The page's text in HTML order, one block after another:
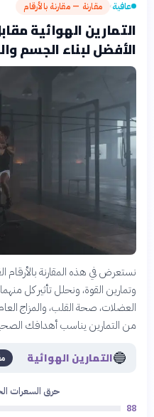
عافية› مقارنة — مقارنة بالأرقام
التمارين الهوائية
الأفضل لبناء الجسم
نستعرض في هذه المقارنة بالأرقام
وتمارين القوة، ونحلل تأثير كل
العضلات، صحة القلب، والمزاج
من التمارين يناسب أهدافك
🔵التمارين الهوائية
حرق السعرات
88